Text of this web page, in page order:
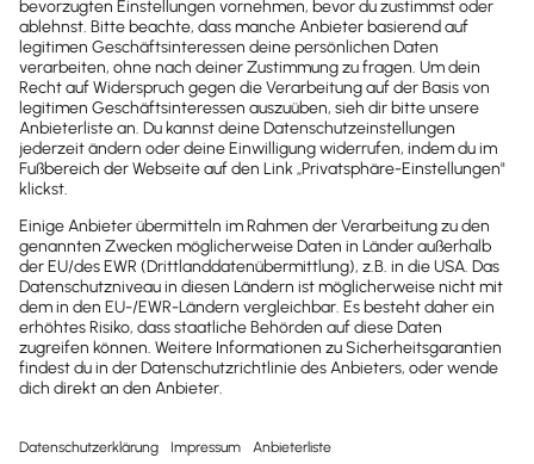
beinhaltet keinerlei Wertung.
Fachartikel & News
Noch mehr zum Thema
Bewirtungsbelege
Alle Artikel zum Thema anzeigen